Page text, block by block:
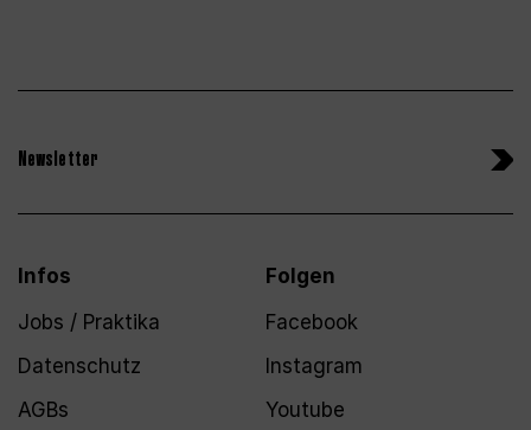
Newsletter
Infos
Jobs / Praktika
Datenschutz
AGBs
Folgen
Facebook
Instagram
Youtube